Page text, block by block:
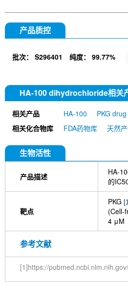
产品质控
批次： S296401 纯度： 99.77%
HA-100 dihydrochloride相关
相关产品 HA-100
PKG drug
相关化合物库
FDA药物库 天然
生物活性
产品描述 HA-
的
靶点
PKG
(Cell-
4 μM
参考文献
[1]https://